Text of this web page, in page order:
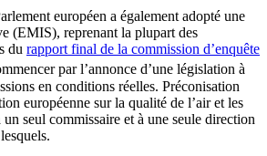
européen a également adopté une
(EMIS), reprenant la plupart des
du rapport final de la commission d’enquête
par l’annonce d’une législation à
en conditions réelles. Préconisation
européenne sur la qualité de l’air et les
seul commissaire et à une seule direction